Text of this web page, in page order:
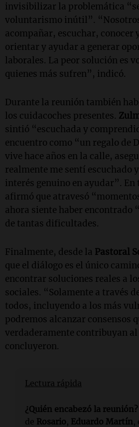
invisibilizar la problemática
voluntarismo inútil”.
acompañar, escuchar, conocer
orientar y ayudar a generar
laborales. La peor solución es
quienes más sufren”, indicó.
Durante la reunión también
los cuidacoches presentes.
sintió “escuchada y
encuentro como “un regalo de
vive hace años en la calle,
realmente me sentí escuchado
interés genuino en ayudar”. En
afirmó que atravesó
ahora siente haber encontrado
de tantas dificultades.
Finalmente, desde la Pastoral
que el diálogo es el único
encontrar soluciones reales a
sociales. “Solamente a través
todos, incluyendo a los más
podremos alcanzar consensos
verdaderamente contribuyan al
concluyeron.
Lectura rápida
¿Quién encabezó la reunión?
de Rosario, Eduardo Martín,